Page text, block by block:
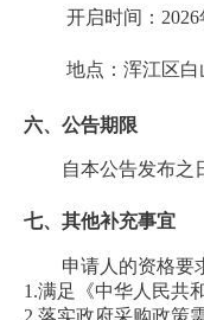
开启时间：
地点： 浑江区白
六、公告期限
自本公告发布之
七、其他补充事宜
申请人的资格要
1.满足《中华人民共
2.落实政府采购政策